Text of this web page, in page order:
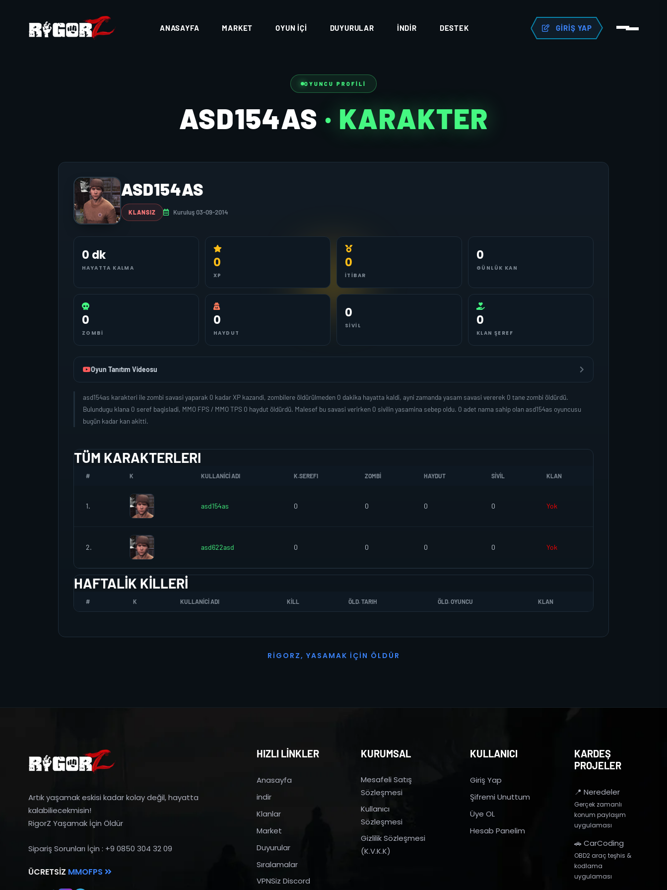
ANASAYFA MARKET OYUN İÇI DUYURULAR İNDIR DESTEK GIRIŞ YAP
OYUNCU PROFILI
ASD154AS · KARAKTER
ASD154AS
KLANSIZ Kuruluş 03-09-2014
0 dk
HAYATTA KALMA 0
XP
0
İTIBAR
0
GÜNLÜK KAN
0
ZOMBI
0
HAYDUT
0
SIVIL 0
KLAN ŞEREF
Oyun Tanıtım Videosu
asd154as karakteri ile zombi savasi yaparak 0 kadar XP kazandi, zombilere öldürülmeden 0 dakika hayatta kaldi, ayni zamanda yasam savasi vererek 0 tane zombi öldürdü.
Bulundugu klana 0 seref bagisladi, MMO FPS / MMO TPS 0 haydut öldürdü. Malesef bu savasi verirken 0 sivilin yasamina sebep oldu. 0 adet nama sahip olan asd154as oyuncusu
bugün kadar kan akitti.
TÜM KARAKTERLERI
# K KULLANICI ADI K.SEREFI ZOMBI HAYDUT SIVIL KLAN
1. asd154as 0 0 0 0 Yok
2. asd622asd 0 0 0 0 Yok
HAFTALIK KILLERI
# K KULLANICI ADI KILL ÖLD. TARIH ÖLD. OYUNCU KLAN
R I G O R Z, YASAMAK İ ÇI N Ö L D Ü R
Artık yaşamak eskisi kadar kolay değil, hayatta
kalabiliecekmisin!
RigorZ Yaşamak İçin Öldür
Sipariş Sorunları İçin : +9 0850 304 32 09
ÜCRETSIZ MMOFPS
HIZLI LİNKLER
Anasayfa
indir
Klanlar
Market
Duyurular
Sıralamalar
VPNSiz Discord
KURUMSAL
Mesafeli Satış
Sözleşmesi
Kullanıcı
Sözleşmesi
Gizlilik Sözleşmesi
(K.V.K.K)
KULLANICI
Giriş Yap
Şifremi Unuttum
Üye OL
Hesab Panelim
KARDEŞ
PROJELER
📍 Neredeler
Gerçek zamanlı
konum paylaşım
uygulaması
🚗 CarCoding
OBD2 araç teşhis &
kodlama
uygulaması